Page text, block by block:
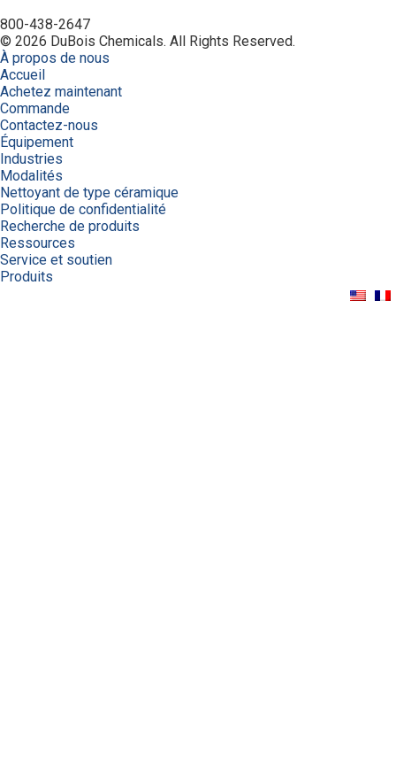
800-438-2647
© 2026 DuBois Chemicals. All Rights Reserved.
À propos de nous
Accueil
Achetez maintenant
Commande
Contactez-nous
Équipement
Industries
Modalités
Nettoyant de type céramique
Politique de confidentialité
Recherche de produits
Ressources
Service et soutien
Produits